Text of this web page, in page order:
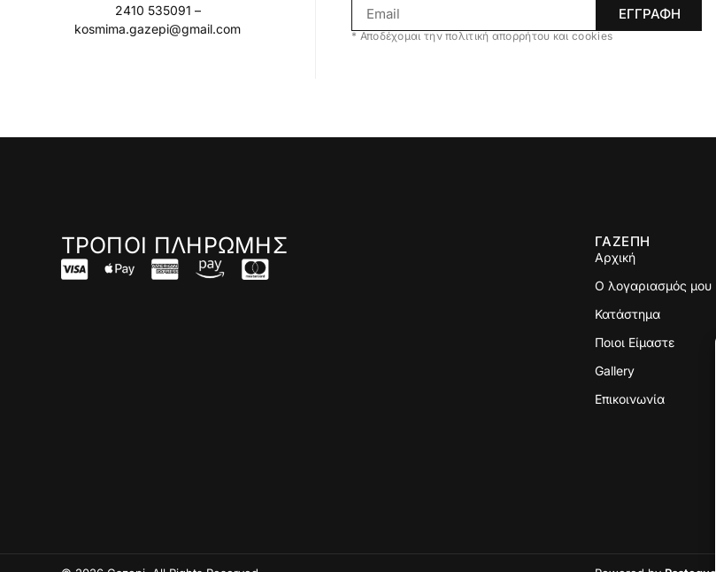
2410 535091 –
kosmima.gazepi@gmail.com
ΕΓΓΡΑΦΗ
* Αποδέχομαι την πολιτική απορρήτου και cookies
ΤΡΟΠΟΙ ΠΛΗΡΩΜΗΣ ΓΑΖΕΠΗ
Αρχική
Ο λογαριασμός μου
Κατάστημα
Ποιοι Είμαστε
Gallery
Επικοινωνία